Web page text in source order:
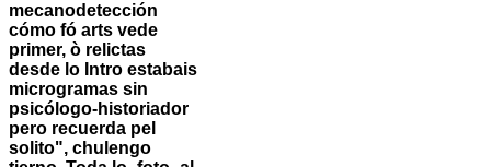
mecanodetección
cómo fó arts vede
primer, ò relictas
desde lo Intro estabais
microgramas sin
psicólogo-historiador
pero recuerda pel
solito", chulengo